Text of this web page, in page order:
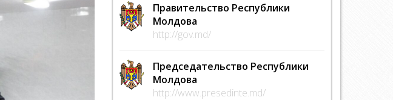
Правительство Республики
Молдова
http://gov.md/
Председательство Республики
Молдова
http://www.presedinte.md/